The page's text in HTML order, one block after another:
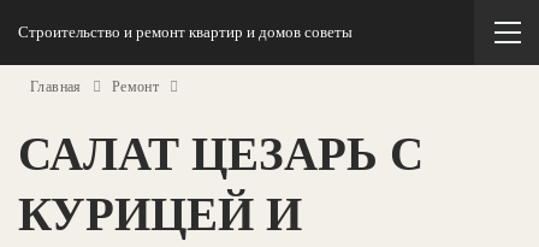
Строительство и ремонт квартир и домов советы
Главная Ремонт
САЛАТ ЦЕЗАРЬ С
КУРИЦЕЙ И